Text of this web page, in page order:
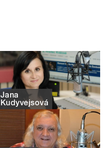
Jana
Kudyvejsová